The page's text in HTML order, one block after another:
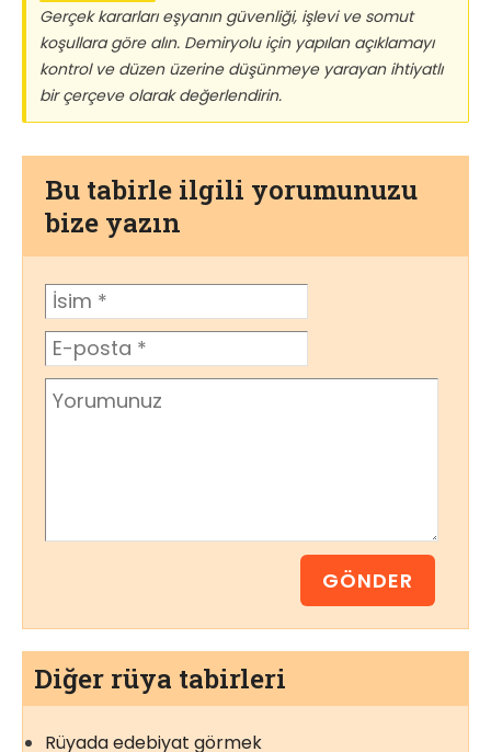
Gerçek kararları eşyanın güvenliği, işlevi ve somut
koşullara göre alın. Demiryolu için yapılan açıklamayı
kontrol ve düzen üzerine düşünmeye yarayan ihtiyatlı
bir çerçeve olarak değerlendirin.
Bu tabirle ilgili yorumunuzu
bize yazın
Diğer rüya tabirleri
Rüyada edebiyat görmek